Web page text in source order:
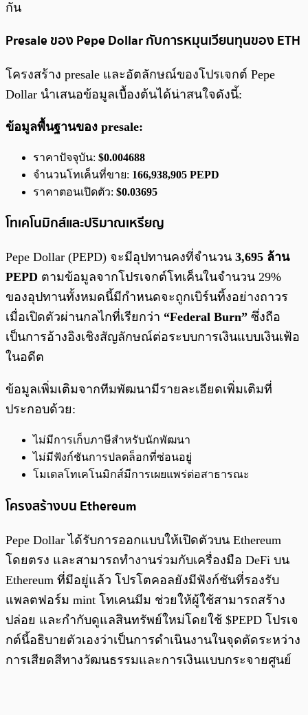
กัน
Presale ของ Pepe Dollar กับการหมุนเวียนทุนของ ETH
โครงสร้าง presale และอัตลักษณ์ของโปรเจกต์ Pepe
Dollar นำเสนอข้อมูลเบื้องต้นได้น่าสนใจดังนี้:
ข้อมูลพื้นฐานของ presale:
ราคาปัจจุบัน: $0.004688
จำนวนโทเค็นที่ขาย: 166,938,905 PEPD
ราคาตอนเปิดตัว: $0.03695
โทเคโนมิกส์และปริมาณเหรียญ
Pepe Dollar (PEPD) จะมีอุปทานคงที่จำนวน 3,695 ล้าน
PEPD ตามข้อมูลจากโปรเจกต์โทเค็นในจำนวน 29%
ของอุปทานทั้งหมดนี้มีกำหนดจะถูกเบิร์นทิ้งอย่างถาวร
เมื่อเปิดตัวผ่านกลไกที่เรียกว่า “Federal Burn” ซึ่งถือ
เป็นการอ้างอิงเชิงสัญลักษณ์ต่อระบบการเงินแบบเงินเฟ้อ
ในอดีต
ข้อมูลเพิ่มเติมจากทีมพัฒนามีรายละเอียดเพิ่มเติมที่
ประกอบด้วย:
ไม่มีการเก็บภาษีสำหรับนักพัฒนา
ไม่มีฟังก์ชันการปลดล็อกที่ซ่อนอยู่
โมเดลโทเคโนมิกส์มีการเผยแพร่ต่อสาธารณะ
โครงสร้างบน Ethereum
Pepe Dollar ได้รับการออกแบบให้เปิดตัวบน Ethereum
โดยตรง และสามารถทำงานร่วมกับเครื่องมือ DeFi บน
Ethereum ที่มีอยู่แล้ว โปรโตคอลยังมีฟังก์ชันที่รองรับ
แพลตฟอร์ม mint โทเคนมีม ช่วยให้ผู้ใช้สามารถสร้าง
ปล่อย และกำกับดูแลสินทรัพย์ใหม่โดยใช้ $PEPD โปรเจ
กต์นี้อธิบายตัวเองว่าเป็นการดำเนินงานในจุดตัดระหว่าง
การเสียดสีทางวัฒนธรรมและการเงินแบบกระจายศูนย์